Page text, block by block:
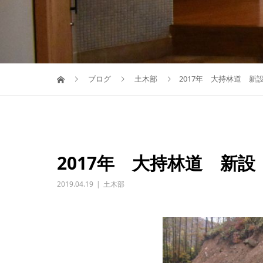
ブログ 土木部 2017年 大持林道 新
2017年 大持林道 新設
2019.04.19 土木部